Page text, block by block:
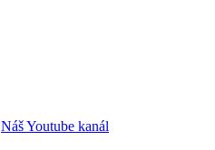
Náš Youtube kanál